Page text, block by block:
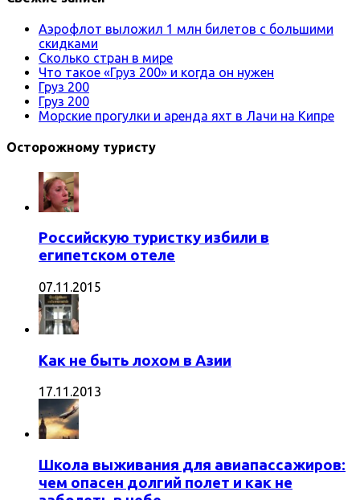
Аэрофлот выложил 1 млн билетов с большими
скидками
Сколько стран в мире
Что такое «Груз 200» и когда он нужен
Груз 200
Груз 200
Морские прогулки и аренда яхт в Лачи на Кипре
Осторожному туристу
Российскую туристку избили в
египетском отеле
07.11.2015
Как не быть лохом в Азии
17.11.2013
Школа выживания для авиапассажиров:
чем опасен долгий полет и как не